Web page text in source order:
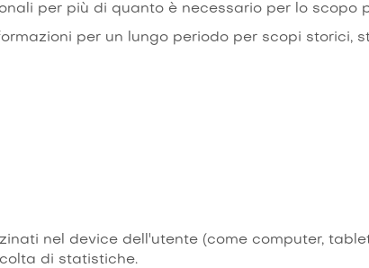
per più di quanto è necessario per lo scopo
per un lungo periodo per scopi storici,
nel device dell'utente (come computer,
di statistiche.